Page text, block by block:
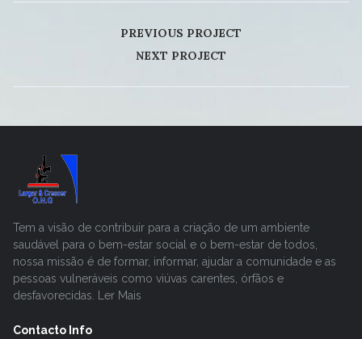
PREVIOUS PROJECT
NEXT PROJECT
Tem a visão de contribuir para a criação de um ambiente
saudável para o bem-estar social e o bem-estar de todos,
nossa missão é de formar, informar, ajudar a comunidade e as
pessoas vulneráveis como viúvas carentes, órfãos e
desfavorecidas. Ler Mais
Contacto Info